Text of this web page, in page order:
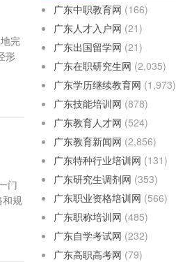
完
形
门
和规
广东中职教育网 (166)
广东人才入户网 (21)
广东出国留学网 (21)
广东在职研究生网 (2,035)
广东学历继续教育网 (1,973)
广东技能培训网 (878)
广东教育人才网 (524)
广东教育新闻网 (2,856)
广东特种行业培训网 (131)
广东研究生调剂网 (353)
广东职业资格培训网 (566)
广东职称培训网 (485)
广东自学考试网 (232)
广东高职高考网 (79)